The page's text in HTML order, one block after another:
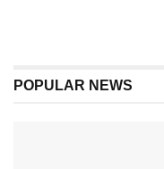
POPULAR NEWS